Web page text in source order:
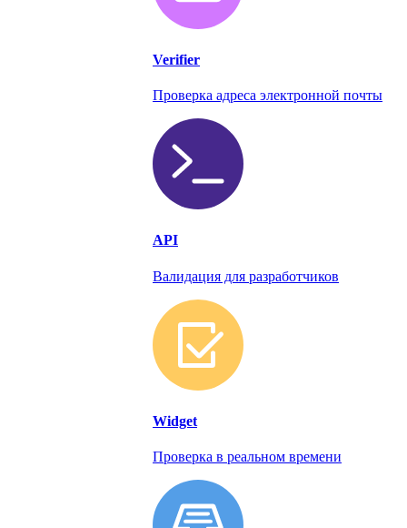
Verifier
Проверка адреса электронной почты
API
Валидация для разработчиков
Widget
Проверка в реальном времени